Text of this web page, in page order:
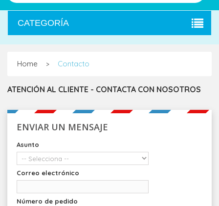
CATEGORÍA
Home > Contacto
ATENCIÓN AL CLIENTE - CONTACTA CON NOSOTROS
ENVIAR UN MENSAJE
Asunto
Correo electrónico
Número de pedido